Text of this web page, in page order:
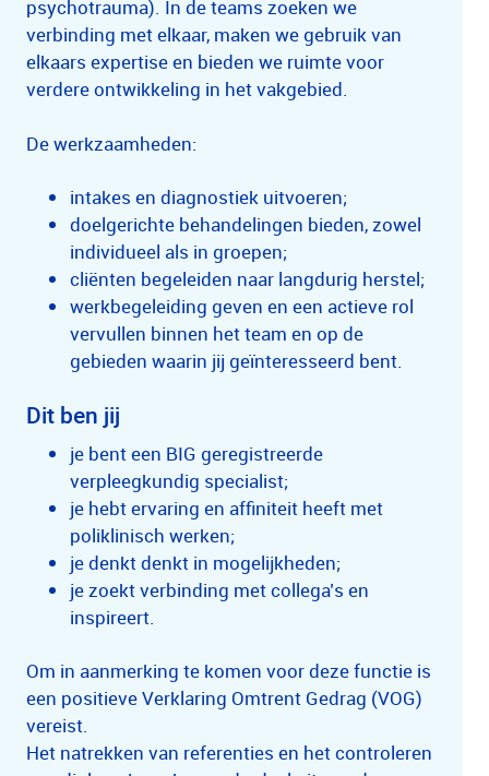
psychotrauma). In de teams zoeken we
verbinding met elkaar, maken we gebruik van
elkaars expertise en bieden we ruimte voor
verdere ontwikkeling in het vakgebied.
De werkzaamheden:
intakes en diagnostiek uitvoeren;
doelgerichte behandelingen bieden, zowel
individueel als in groepen;
cliënten begeleiden naar langdurig herstel;
werkbegeleiding geven en een actieve rol
vervullen binnen het team en op de
gebieden waarin jij geïnteresseerd bent.
Dit ben jij
je bent een BIG geregistreerde
verpleegkundig specialist;
je hebt ervaring en affiniteit heeft met
poliklinisch werken;
je denkt denkt in mogelijkheden;
je zoekt verbinding met collega’s en
inspireert.
Om in aanmerking te komen voor deze functie is
een positieve Verklaring Omtrent Gedrag (VOG)
vereist.
Het natrekken van referenties en het controleren